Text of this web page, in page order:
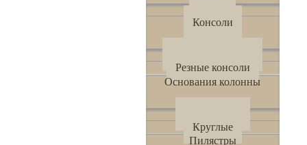
Консоли
Резные консоли
Основания колонны
Круглые
Пилястры